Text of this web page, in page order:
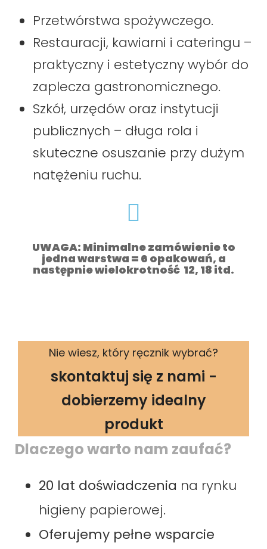
Przetwórstwa spożywczego.
Restauracji, kawiarni i cateringu –
praktyczny i estetyczny wybór do
zaplecza gastronomicznego.
Szkół, urzędów oraz instytucji
publicznych – długa rola i
skuteczne osuszanie przy dużym
natężeniu ruchu.
UWAGA: Minimalne zamówienie to
jedna warstwa = 6 opakowań, a
następnie wielokrotność 12, 18 itd.
Nie wiesz, który ręcznik wybrać?
skontaktuj się z nami -
dobierzemy idealny
produkt
Dlaczego warto nam zaufać?
20 lat doświadczenia na rynku
higieny papierowej.
Oferujemy pełne wsparcie